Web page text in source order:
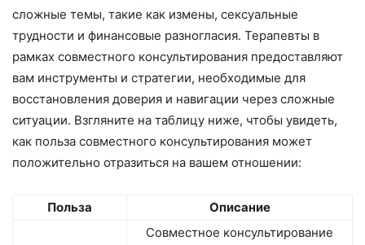
сложные темы, такие как измены, сексуальные
трудности и финансовые разногласия. Терапевты в
рамках совместного консультирования предоставляют
вам инструменты и стратегии, необходимые для
восстановления доверия и навигации через сложные
ситуации. Взгляните на таблицу ниже, чтобы увидеть,
как польза совместного консультирования может
положительно отразиться на вашем отношении:
Польза Описание
Совместное консультирование